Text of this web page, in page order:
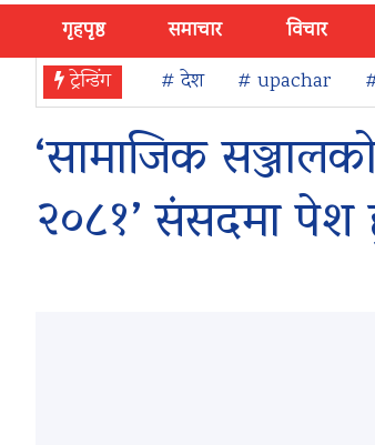
गृहपृष्ठ समाचार विचार
ट्रेन्डिंग
# देश # upachar
‘सामाजिक
२०८१’ संसदमा